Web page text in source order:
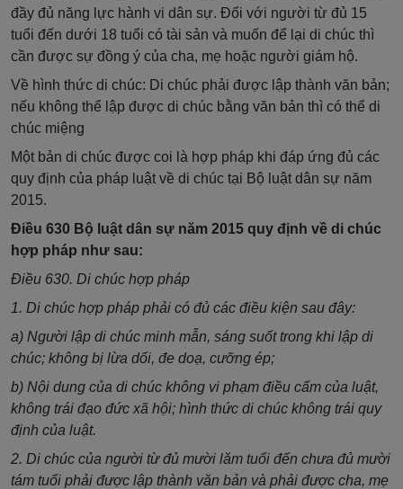
đầy đủ năng lực hành vi dân sự. Đối với người từ đủ 15
tuổi đến dưới 18 tuổi có tài sản và muốn để lại di chúc thì
cần được sự đồng ý của cha, mẹ hoặc người giám hộ.
Về hình thức di chúc: Di chúc phải được lập thành văn bản;
nếu không thể lập được di chúc bằng văn bản thì có thể di
chúc miệng
Một bản di chúc được coi là hợp pháp khi đáp ứng đủ các
quy định của pháp luật về di chúc tại Bộ luật dân sự năm
2015.
Điều 630 Bộ luật dân sự năm 2015 quy định về di chúc
hợp pháp như sau:
Điều 630. Di chúc hợp pháp
1. Di chúc hợp pháp phải có đủ các điều kiện sau đây:
a) Người lập di chúc minh mẫn, sáng suốt trong khi lập di
chúc; không bị lừa dối, đe doạ, cưỡng ép;
b) Nội dung của di chúc không vi phạm điều cấm của luật,
không trái đạo đức xã hội; hình thức di chúc không trái quy
định của luật.
2. Di chúc của người từ đủ mười lăm tuổi đến chưa đủ mười
tám tuổi phải được lập thành văn bản và phải được cha, mẹ